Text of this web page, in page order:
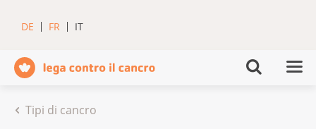
DE FR IT
Tipi di cancro